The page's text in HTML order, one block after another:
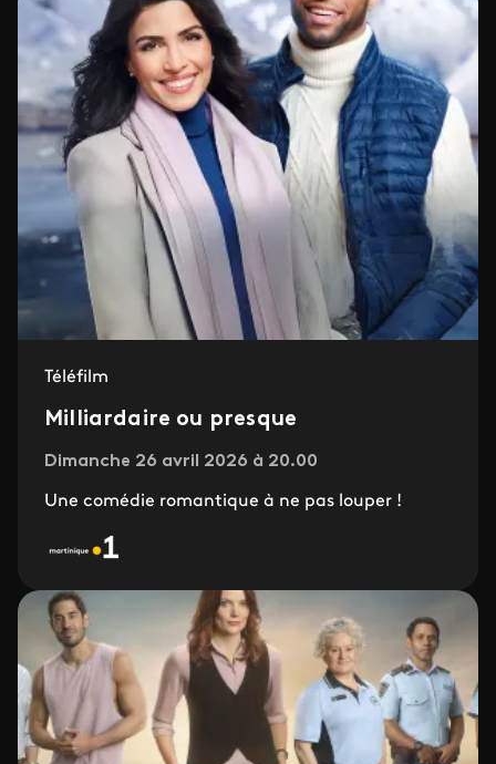
Téléfilm
Milliardaire ou presque
Dimanche 26 avril 2026 à 20.00
Une comédie romantique à ne pas louper !